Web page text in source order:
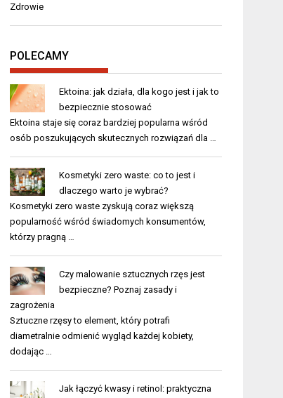
Zdrowie
POLECAMY
Ektoina: jak działa, dla kogo jest i jak to
bezpiecznie stosować
Ektoina staje się coraz bardziej popularna wśród
osób poszukujących skutecznych rozwiązań dla …
Kosmetyki zero waste: co to jest i
dlaczego warto je wybrać?
Kosmetyki zero waste zyskują coraz większą
popularność wśród świadomych konsumentów,
którzy pragną …
Czy malowanie sztucznych rzęs jest
bezpieczne? Poznaj zasady i
zagrożenia
Sztuczne rzęsy to element, który potrafi
diametralnie odmienić wygląd każdej kobiety,
dodając …
Jak łączyć kwasy i retinol: praktyczna